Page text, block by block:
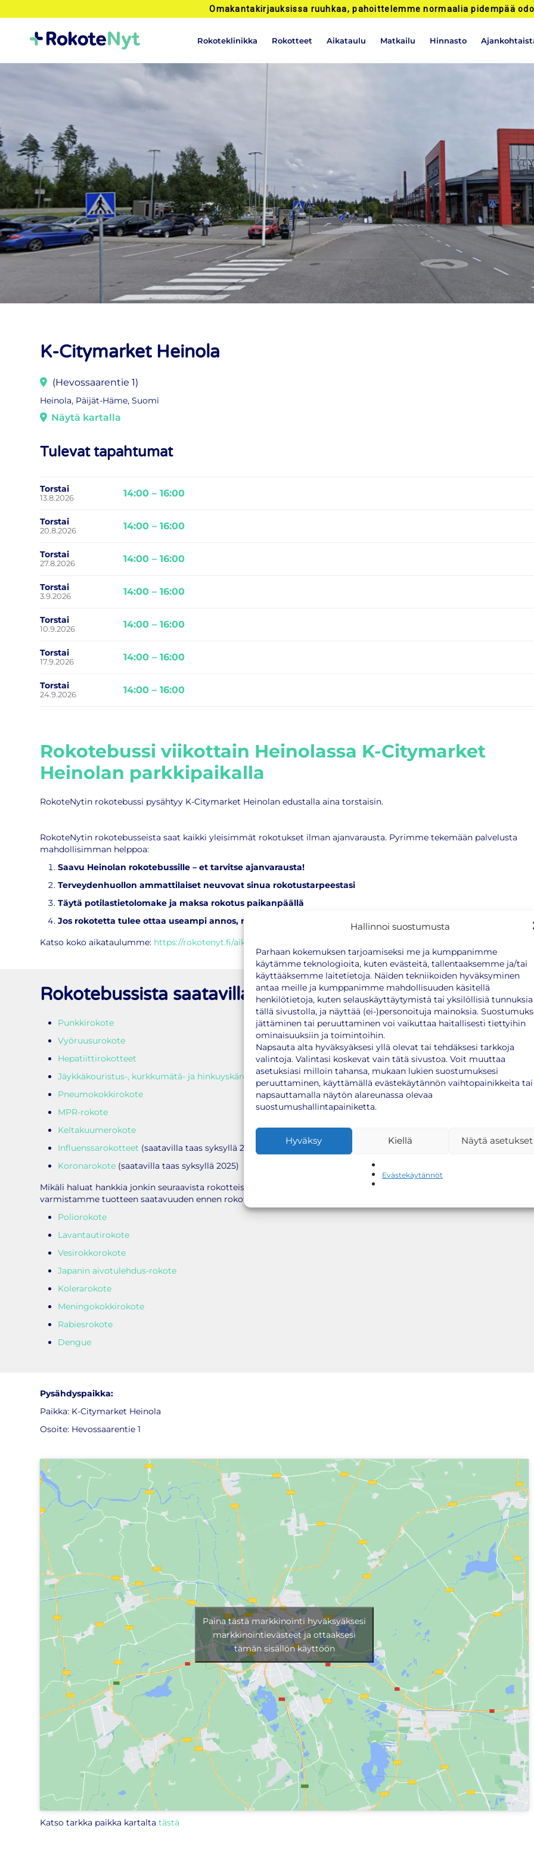
Hallinnoi suostumusta
Parhaan kokemuksen tarjoamiseksi me ja kumppanimme
käytämme teknologioita, kuten evästeitä, tallentaaksemme ja/tai
käyttääksemme laitetietoja. Näiden tekniikoiden hyväksyminen
antaa meille ja kumppanimme mahdollisuuden käsitellä
henkilötietoja, kuten selauskäyttäytymistä tai yksilöllisiä tunnuksia
tällä sivustolla, ja näyttää (ei-)personoituja mainoksia.
jättäminen tai peruuttaminen voi vaikuttaa haitallisesti tiettyihin
ominaisuuksiin ja toimintoihin.
Napsauta alta hyväksyäksesi yllä olevat tai tehdäksesi tarkkoja
valintoja. Valintasi koskevat vain tätä sivustoa. Voit muuttaa
asetuksiasi milloin tahansa, mukaan lukien suostumuksesi
peruuttaminen, käyttämällä evästekäytännön vaihtopainikkeita tai
napsauttamalla näytön alareunassa olevaa
suostumushallintapainiketta.
Hyväksy Kiellä Näytä asetukset
Evästekäytännöt
Rokoteklinikka Rokotteet Aikataulu Matkailu Hinnasto
K-Citymarket Heinola
(Hevossaarentie 1)
Heinola, Päijät-Häme, Suomi
Näytä kartalla
Tulevat tapahtumat
Torstai
13.8.2026 14:00 – 16:00
Torstai
20.8.2026 14:00 – 16:00
Torstai
27.8.2026 14:00 – 16:00
Torstai
3.9.2026 14:00 – 16:00
Torstai
10.9.2026 14:00 – 16:00
Torstai
17.9.2026 14:00 – 16:00
Torstai
24.9.2026 14:00 – 16:00
Rokotebussi viikottain Heinolassa K-Citymarket
Heinolan parkkipaikalla
RokoteNytin rokotebussi pysähtyy K-Citymarket Heinolan edustalla aina torstaisin.
RokoteNytin rokotebusseista saat kaikki yleisimmät rokotukset ilman ajanvarausta. Pyrimme tekemään palvelusta
mahdollisimman helppoa:
Saavu Heinolan rokotebussille – et tarvitse ajanvarausta!
Terveydenhuollon ammattilaiset neuvovat sinua rokotustarpeestasi
Täytä potilastietolomake ja maksa rokotus paikanpäällä
Jos rokotetta tulee ottaa useampi annos, muistutamme sinua, kun se tulee tehostaa!
Katso koko aikataulumme: https://rokotenyt.fi/aikataulu/
Rokotebussista saatavilla mm:
Punkkirokote
Vyöruusurokote
Hepatiittirokotteet
Jäykkäkouristus-, kurkkumätä- ja hinkuyskärokote
Pneumokokkirokote
MPR-rokote
Keltakuumerokote
Influenssarokotteet (saatavilla taas syksyllä 2025)
Koronarokote (saatavilla taas syksyllä 2025)
Mikäli haluat hankkia jonkin seuraavista rokotteista rokotebussilta, laitathan meille viestiä
varmistamme tuotteen saatavuuden ennen rokotusbussille tuloasi:
Poliorokote
Lavantautirokote
Vesirokkorokote
Japanin aivotulehdus-rokote
Kolerarokote
Meningokokkirokote
Rabiesrokote
Dengue
Pysähdyspaikka:
Paikka: K-Citymarket Heinola
Osoite: Hevossaarentie 1
Paina tästä markkinointi hyväksyäksesi
markkinointievästeet ja ottaaksesi
tämän sisällön käyttöön
Katso tarkka paikka kartalta tästä
Omakantakirjauksissa ruuhkaa, pahoittelemme normaalia pidempää